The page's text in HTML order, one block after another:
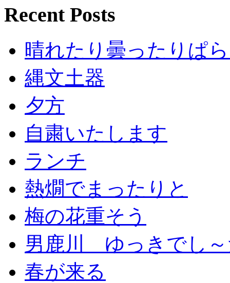
Recent Posts
晴れたり曇ったりぱ
縄文土器
夕方
自粛いたします
ランチ
熱燗でまったりと
梅の花重そう
男鹿川 ゆっきでし～
春が来る